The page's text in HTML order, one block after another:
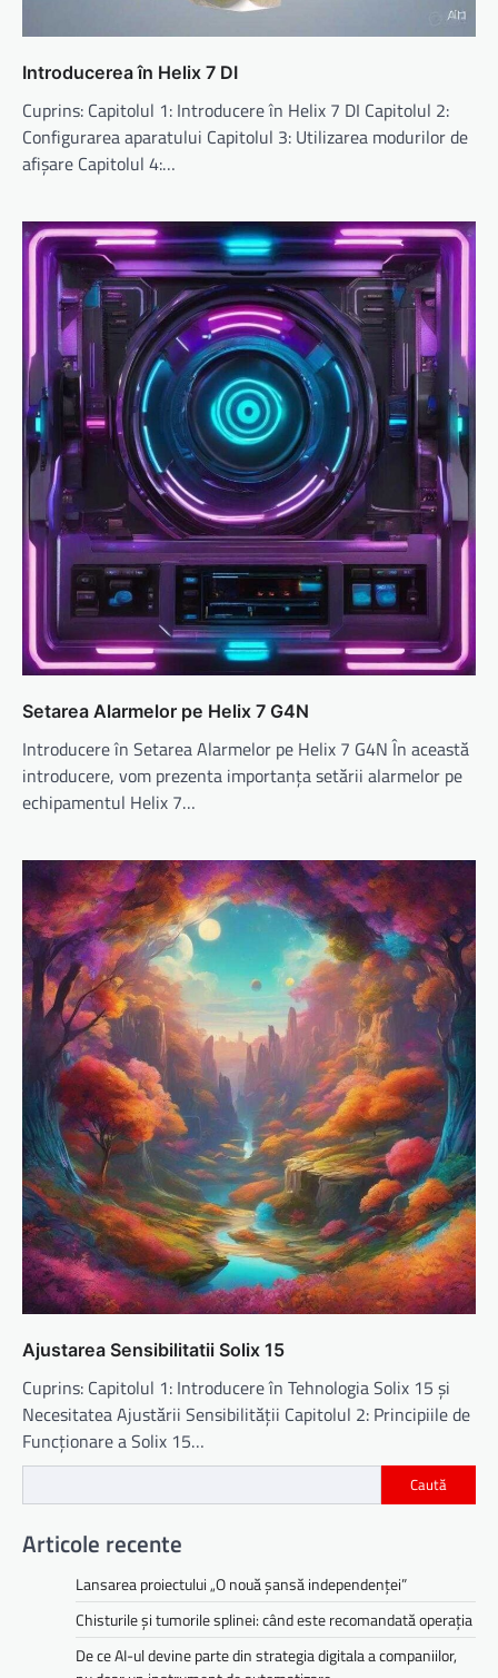
Introducerea în Helix 7 DI
Cuprins: Capitolul 1: Introducere în Helix 7 DI Capitolul 2:
Configurarea aparatului Capitolul 3: Utilizarea modurilor de
afișare Capitolul 4:…
Setarea Alarmelor pe Helix 7 G4N
Introducere în Setarea Alarmelor pe Helix 7 G4N În această
introducere, vom prezenta importanța setării alarmelor pe
echipamentul Helix 7…
Ajustarea Sensibilitatii Solix 15
Cuprins: Capitolul 1: Introducere în Tehnologia Solix 15 și
Necesitatea Ajustării Sensibilității Capitolul 2: Principiile de
Funcționare a Solix 15…
Caută
Articole recente
Lansarea proiectului „O nouă șansă independenței”
Chisturile și tumorile splinei: când este recomandată operația
De ce AI-ul devine parte din strategia digitala a companiilor,